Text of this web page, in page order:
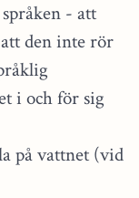
- att
den inte rör
i och för sig
på vattnet (vid